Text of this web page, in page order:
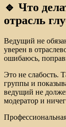
🔹 Что
отрасль
Ведущий не
уверен в
ошибаюсь,
Это не слабость.
группы и
ведущий не
модератор и